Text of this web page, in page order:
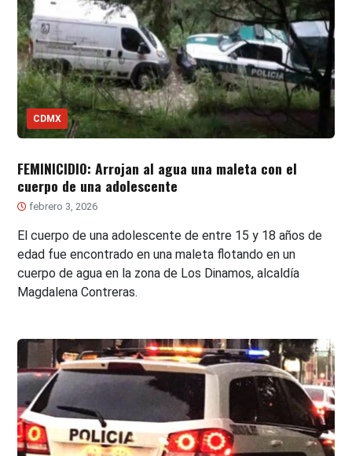
CDMX
FEMINICIDIO: Arrojan al agua una maleta con el
cuerpo de una adolescente
febrero 3, 2026
El cuerpo de una adolescente de entre 15 y 18 años de
edad fue encontrado en una maleta flotando en un
cuerpo de agua en la zona de Los Dinamos, alcaldía
Magdalena Contreras.